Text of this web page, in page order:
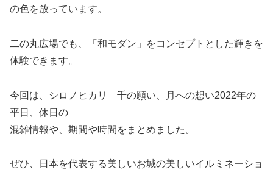
の色を放っています。
二の丸広場でも、「和モダン」をコンセプトとした輝きを
体験できます。
今回は、シロノヒカリ 千の願い、月への想い2022年の
平日、休日の
混雑情報や、期間や時間をまとめました。
ぜひ、日本を代表する美しいお城の美しいイルミネーショ